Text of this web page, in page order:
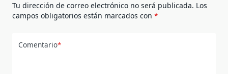
Tu dirección de correo electrónico no será publicada. Los
campos obligatorios están marcados con *
Comentario*